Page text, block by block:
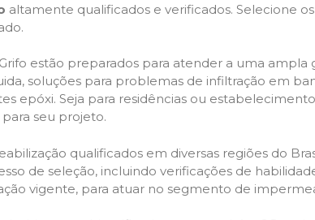
altamente qualificados e verificados. Selecione
estão preparados para atender a uma ampla
soluções para problemas de infiltração em
epóxi. Seja para residências ou
seu projeto.
qualificados em diversas regiões do
de seleção, incluindo verificações de
vigente, para atuar no segmento de